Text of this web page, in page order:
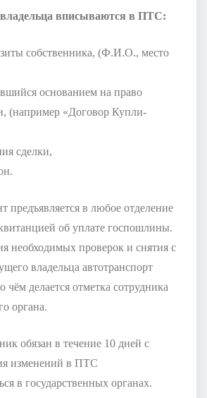
вписываются в ПТС:
собственника, (Ф.И.О., место
основанием на право
(например «Договор Купли-
сделки,
предъявляется в любое отделение
об уплате госпошлины.
необходимых проверок и снятия с
владельца автотранспорт
чём делается отметка сотрудника
органа.
обязан в течение 10 дней с
изменений в ПТС
в государственных органах.